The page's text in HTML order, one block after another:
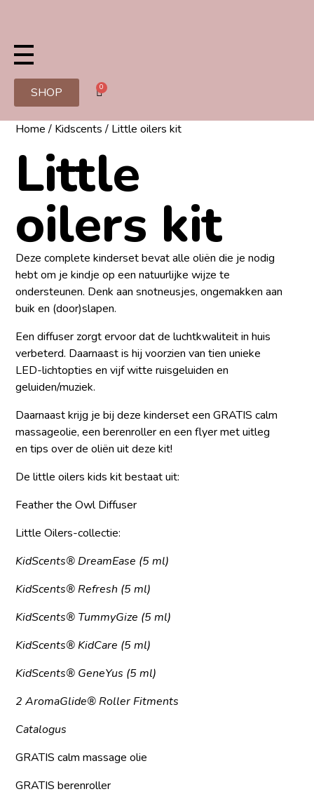
SHOP 0
Home/ Kidscents/ Little oilers kit
Little
oilers kit
Deze complete kindersetbevat alle oliën die je nodig
hebt om je kindje op een natuurlijke wijze te
ondersteunen. Denk aansnotneusjes, ongemakken aan
buiken (door)slapen.
Eendiffuserzorgt ervoor dat deluchtkwaliteitin huis
verbeterd. Daarnaast is hijvoorzien van tien unieke
LED-lichtopties en vijf witte ruisgeluiden en
geluiden/muziek.
Daarnaast krijg je bij deze kinderset eenGRATIS calm
massageolie, eenberenrolleren eenflyermetuitleg
entips over de oliën uit deze kit!
De little oilers kids kit bestaat uit:
Feather the Owl Diffuser
Little Oilers-collectie:
KidScents® DreamEase (5 ml)
KidScents® Refresh (5 ml)
KidScents® TummyGize (5 ml)
KidScents® KidCare (5 ml)
KidScents® GeneYus (5 ml)
2 AromaGlide® Roller Fitments
Catalogus
GRATIS calm massage olie
GRATIS berenroller